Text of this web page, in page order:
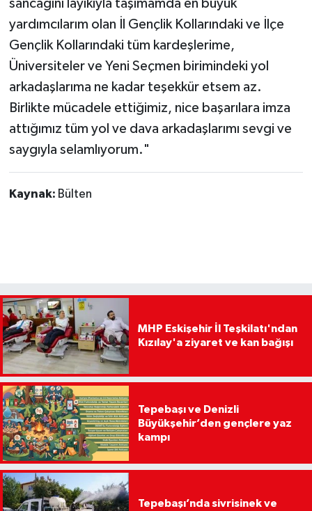
sancağını layıkıyla taşımamda en büyük
yardımcılarım olan İl Gençlik Kollarındaki ve İlçe
Gençlik Kollarındaki tüm kardeşlerime,
Üniversiteler ve Yeni Seçmen birimindeki yol
arkadaşlarıma ne kadar teşekkür etsem az.
Birlikte mücadele ettiğimiz, nice başarılara imza
attığımız tüm yol ve dava arkadaşlarımı sevgi ve
saygıyla selamlıyorum."
Kaynak: Bülten
MHP Eskişehir İl Teşkilatı'ndan
Kızılay'a ziyaret ve kan bağışı
Tepebaşı ve Denizli
Büyükşehir’den gençlere yaz
kampı
Tepebaşı’nda sivrisinek ve